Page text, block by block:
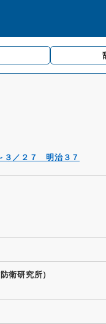
３／２７ 明治３７
衛研究所）